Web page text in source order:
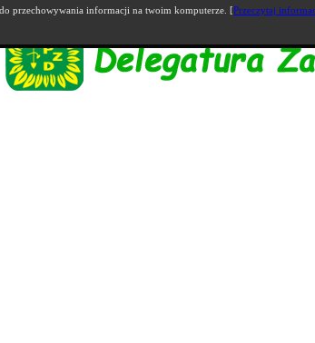
przechowywania informacji na twoim komputerze. [Przeczytaj